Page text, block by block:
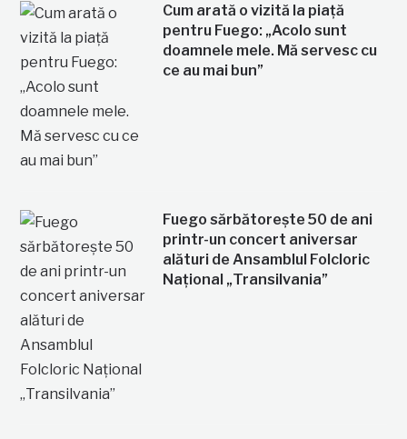
Cum arată o vizită la piață
pentru Fuego: „Acolo sunt
doamnele mele. Mă servesc cu
ce au mai bun”
Fuego sărbătorește 50 de ani
printr-un concert aniversar
alături de Ansamblul Folcloric
Național „Transilvania”